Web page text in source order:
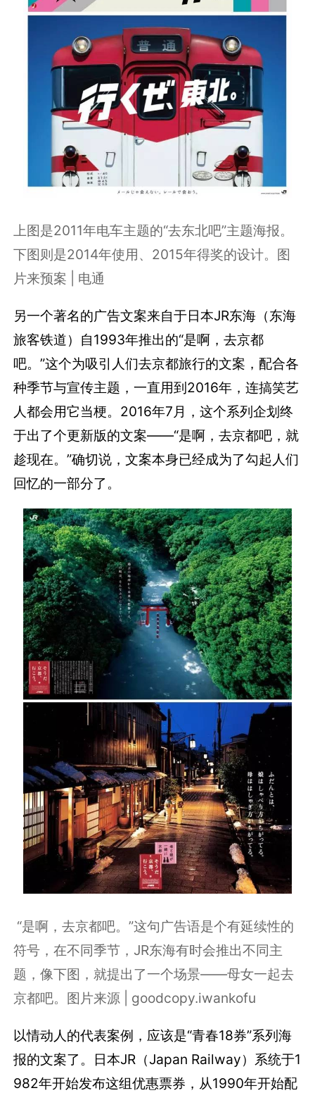
上图是2011年电车主题的“去东北吧”主题海报。
下图则是2014年使用、2015年得奖的设计。图
片来预案 | 电通
另一个著名的广告文案来自于日本JR东海（东海
旅客铁道）自1993年推出的“是啊，去京都
吧。”这个为吸引人们去京都旅行的文案，配合各
种季节与宣传主题，一直用到2016年，连搞笑艺
人都会用它当梗。2016年7月，这个系列企划终
于出了个更新版的文案——“是啊，去京都吧，就
趁现在。”确切说，文案本身已经成为了勾起人们
回忆的一部分了。
“是啊，去京都吧。”这句广告语是个有延续性的
符号，在不同季节，JR东海有时会推出不同主
题，像下图，就提出了一个场景——母女一起去
京都吧。图片来源 | goodcopy.iwankofu
以情动人的代表案例，应该是“青春18券”系列海
报的文案了。日本JR（Japan Railway）系统于1
982年开始发布这组优惠票券，从1990年开始配